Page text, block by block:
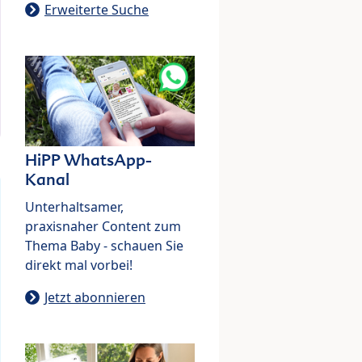
Erweiterte Suche
HiPP WhatsApp-
Kanal
Unterhaltsamer,
praxisnaher Content zum
Thema Baby - schauen Sie
direkt mal vorbei!
Jetzt abonnieren